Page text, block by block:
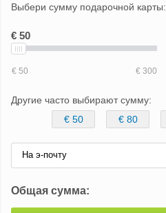
Выбери сумму подарочной карты:
Другие часто выбирают сумму:
€ 50
€ 80
На э-почту
Общая сумма: